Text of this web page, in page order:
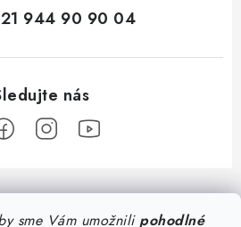
sme Vám umožnilipohodlné
944 90 90 04